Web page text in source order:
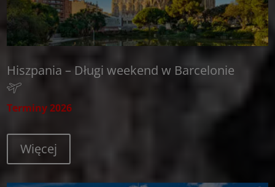
Hiszpania – Długi weekend w Barcelonie
Terminy 2026
Więcej